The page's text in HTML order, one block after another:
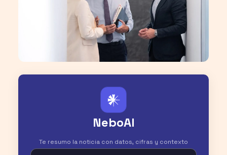
𒀭
NeboAI
Te resumo la noticia con datos, cifras y contexto